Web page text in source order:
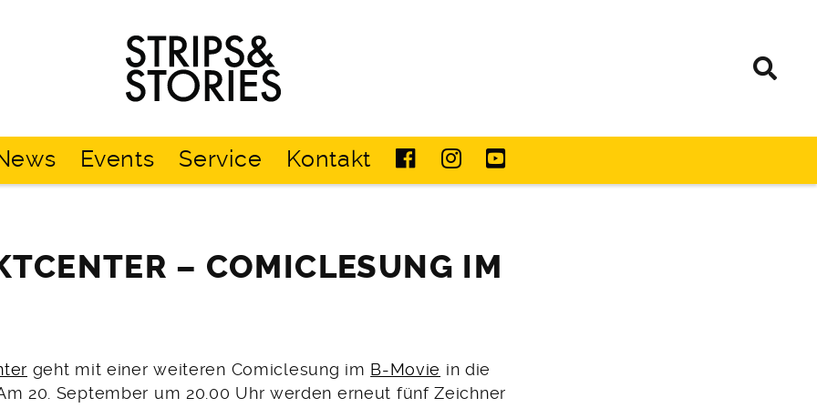
Strips
&
Stories
Events Service Kontakt
– COMICLESUNG IM
geht mit einer weiteren Comiclesung im B-Movie in die
20. September um 20.00 Uhr werden erneut fünf Zeichner